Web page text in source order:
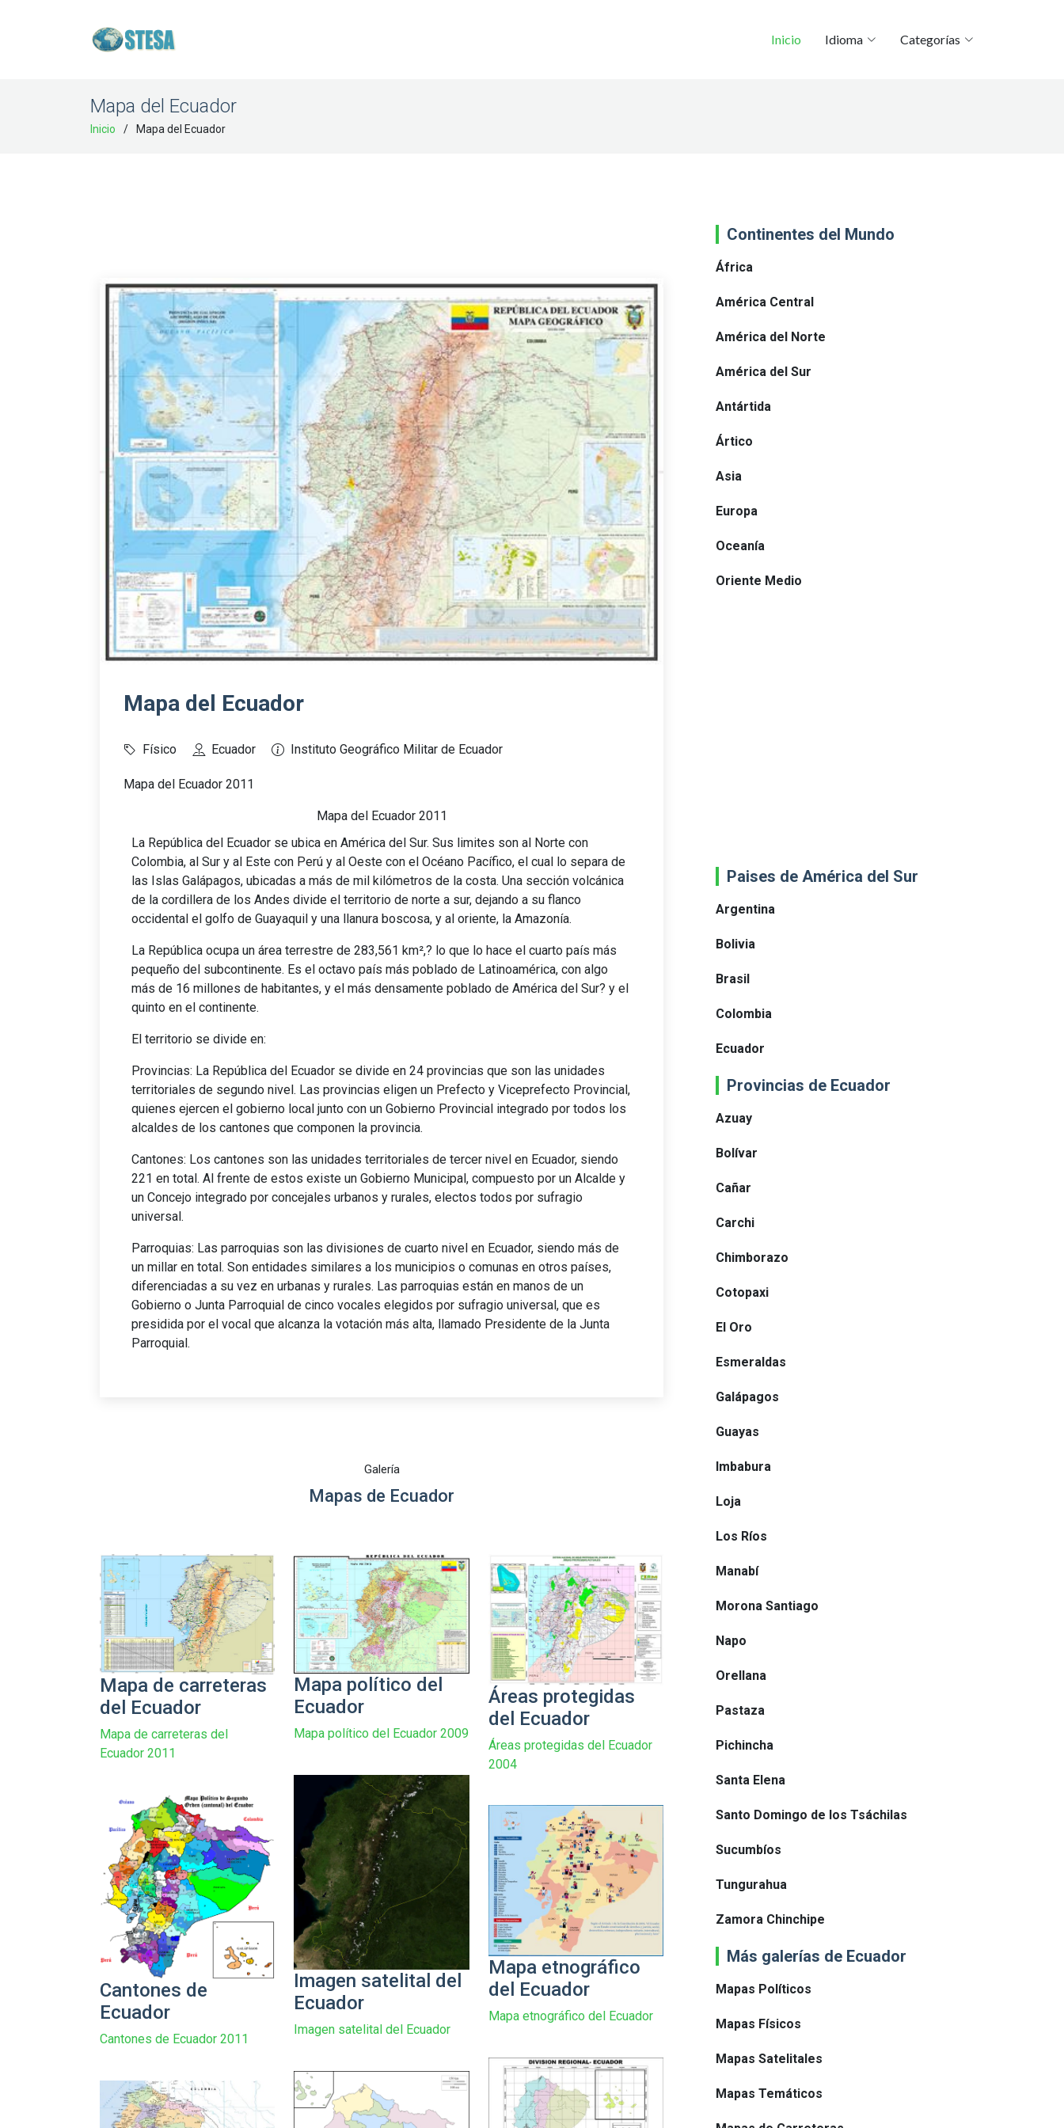
Inicio Idioma Categorías
Mapa del Ecuador
Inicio Mapa del Ecuador
Mapa del Ecuador
Físico Ecuador Instituto Geográfico Militar de Ecuador
Mapa del Ecuador 2011
Mapa del Ecuador 2011
La República del Ecuador se ubica en América del Sur. Sus limites son al Norte con
Colombia, al Sur y al Este con Perú y al Oeste con el Océano Pacífico, el cual lo separa de
las Islas Galápagos, ubicadas a más de mil kilómetros de la costa. Una sección volcánica
de la cordillera de los Andes divide el territorio de norte a sur, dejando a su flanco
occidental el golfo de Guayaquil y una llanura boscosa, y al oriente, la Amazonía.
La República ocupa un área terrestre de 283,561 km²,? lo que lo hace el cuarto país más
pequeño del subcontinente. Es el octavo país más poblado de Latinoamérica, con algo
más de 16 millones de habitantes, y el más densamente poblado de América del Sur? y el
quinto en el continente.
El territorio se divide en:
Provincias: La República del Ecuador se divide en 24 provincias que son las unidades
territoriales de segundo nivel. Las provincias eligen un Prefecto y Viceprefecto Provincial,
quienes ejercen el gobierno local junto con un Gobierno Provincial integrado por todos los
alcaldes de los cantones que componen la provincia.
Cantones: Los cantones son las unidades territoriales de tercer nivel en Ecuador, siendo
221 en total. Al frente de estos existe un Gobierno Municipal, compuesto por un Alcalde y
un Concejo integrado por concejales urbanos y rurales, electos todos por sufragio
universal.
Parroquias: Las parroquias son las divisiones de cuarto nivel en Ecuador, siendo más de
un millar en total. Son entidades similares a los municipios o comunas en otros países,
diferenciadas a su vez en urbanas y rurales. Las parroquias están en manos de un
Gobierno o Junta Parroquial de cinco vocales elegidos por sufragio universal, que es
presidida por el vocal que alcanza la votación más alta, llamado Presidente de la Junta
Parroquial.
Galería
Mapas de Ecuador
Mapa de carreteras
del Ecuador
Mapa de carreteras del
Ecuador 2011
Mapa político del
Ecuador
Mapa político del Ecuador 2009
Áreas protegidas
del Ecuador
Áreas protegidas del Ecuador
2004
Imagen satelital del
Ecuador
Imagen satelital del Ecuador
Cantones de
Ecuador
Cantones de Ecuador 2011
Mapa etnográfico
del Ecuador
Mapa etnográfico del Ecuador
Continentes del Mundo
África
América Central
América del Norte
América del Sur
Antártida
Ártico
Asia
Europa
Oceanía
Oriente Medio
Paises de América del Sur
Argentina
Bolivia
Brasil
Colombia
Ecuador
Provincias de Ecuador
Azuay
Bolívar
Cañar
Carchi
Chimborazo
Cotopaxi
El Oro
Esmeraldas
Galápagos
Guayas
Imbabura
Loja
Los Ríos
Manabí
Morona Santiago
Napo
Orellana
Pastaza
Pichincha
Santa Elena
Santo Domingo de los Tsáchilas
Sucumbíos
Tungurahua
Zamora Chinchipe
Más galerías de Ecuador
Mapas Políticos
Mapas Físicos
Mapas Satelitales
Mapas Temáticos